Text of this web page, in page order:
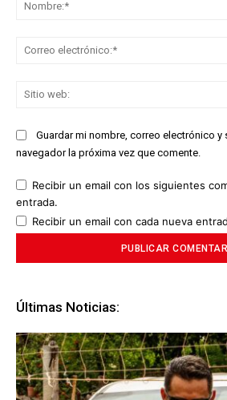
Guardar mi nombre, correo electrónico y
navegador la próxima vez que comente.
Recibir un email con los siguientes
entrada.
Recibir un email con cada nueva
Últimas Noticias: